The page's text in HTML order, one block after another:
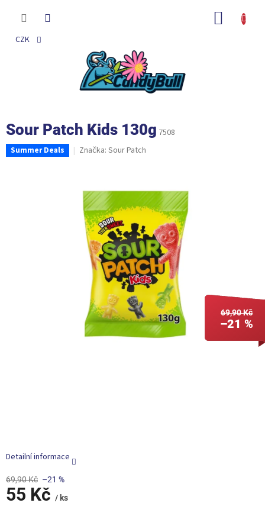
CZK
Sour Patch Kids 130g 7508
Summer Deals Značka: Sour Patch
69,90 Kč
–21 %
69,90 Kč –21 %
55 Kč / ks
Detailní informace